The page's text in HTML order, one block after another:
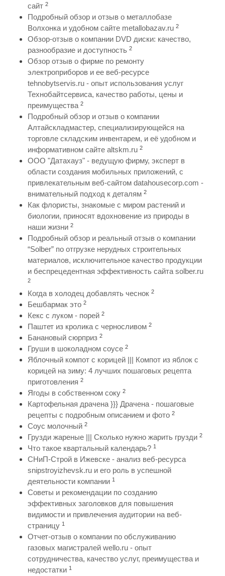
сайт 2
Подробный обзор и отзыв о металлобазе
Волхонка и удобном сайте metallobazav.ru 2
Обзор-отзыв о компании DVD диски: качество,
разнообразие и доступность 2
Обзор отзыв о фирме по ремонту
электроприборов и ее веб-ресурсе
tehnobytservis.ru - опыт использования услуг
Технобайтсервиса, качество работы, цены и
преимущества 2
Подробный обзор и отзыв о компании
Алтайскладмастер, специализирующейся на
торговле складским инвентарем, и её удобном и
информативном сайте altskm.ru 2
ООО "Датахауз" - ведущую фирму, эксперт в
области создания мобильных приложений, с
привлекательным веб-сайтом datahousecorp.com -
внимательный подход к деталям 2
Как флористы, знакомые с миром растений и
биологии, приносят вдохновение из природы в
наши жизни 2
Подробный обзор и реальный отзыв о компании
“Solber” по отгрузке нерудных строительных
материалов, исключительное качество продукции
и беспрецедентная эффективность сайта solber.ru
2
Когда в холодец добавлять чеснок 2
Бешбармак это 2
Кекс с луком - порей 2
Паштет из кролика с черносливом 2
Банановый сюрприз 2
Груши в шоколадном соусе 2
Яблочный компот с корицей ||| Компот из яблок с
корицей на зиму: 4 лучших пошаговых рецепта
приготовления 2
Ягоды в собственном соку 2
Картофельная драчена }}} Драчена - пошаговые
рецепты с подробным описанием и фото 2
Соус молочный 2
Грузди жареные ||| Сколько нужно жарить грузди 2
Что такое квартальный календарь? 1
СНиП-Строй в Ижевске - анализ веб-ресурса
snipstroyizhevsk.ru и его роль в успешной
деятельности компании 1
Советы и рекомендации по созданию
эффективных заголовков для повышения
видимости и привлечения аудитории на веб-
страницу 1
Отчет-отзыв о компании по обслуживанию
газовых магистралей wello.ru - опыт
сотрудничества, качество услуг, преимущества и
недостатки 1